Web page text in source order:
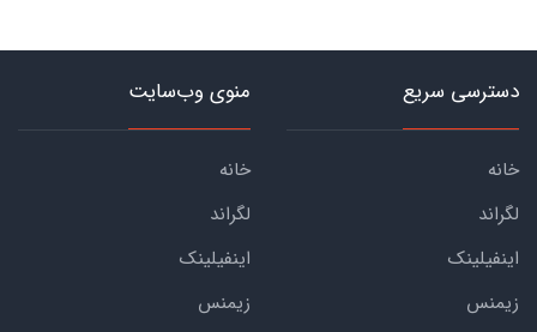
دسترسی سریع
خانه
لگراند
اینفیلینک
زیمنس
منوی وب‌سایت
خانه
لگراند
اینفیلینک
زیمنس